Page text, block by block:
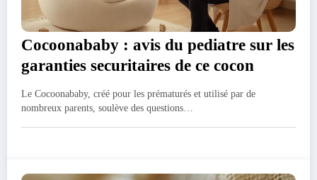
Cocoonababy : avis du pediatre sur les
garanties securitaires de ce cocon
Le Cocoonababy, créé pour les prématurés et utilisé par de
nombreux parents, soulève des questions…